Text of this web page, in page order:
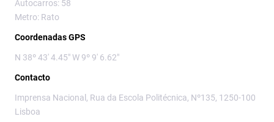
Autocarros: 58
Metro: Rato
Coordenadas GPS
N 38º 43' 4.45" W 9º 9' 6.62"
Contacto
Imprensa Nacional, Rua da Escola Politécnica, Nº135, 1250-100
Lisboa